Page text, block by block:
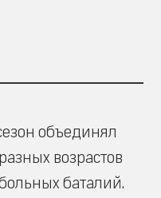
объединял
возрастов
баталий.